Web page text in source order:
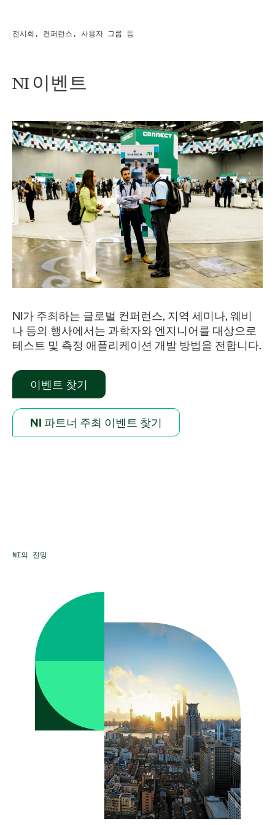
전시회, 컨퍼런스, 사용자 그룹 등
NI 이벤트
NI가 주최하는 글로벌 컨퍼런스, 지역 세미나, 웨비
나 등의 행사에서는 과학자와 엔지니어를 대상으로
테스트 및 측정 애플리케이션 개발 방법을 전합니다.
이벤트 찾기
NI 파트너 주최 이벤트 찾기
NI의 전망